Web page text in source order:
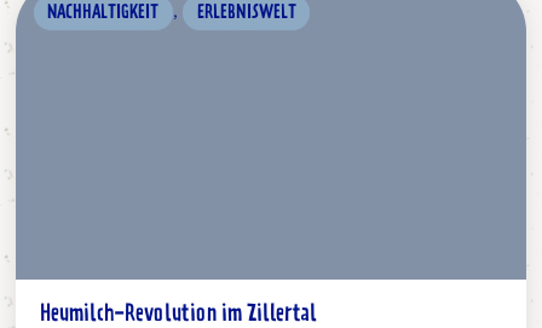
NACHHALTIGKEIT , ERLEBNISWELT
Heumilch-Revolution im Zillertal